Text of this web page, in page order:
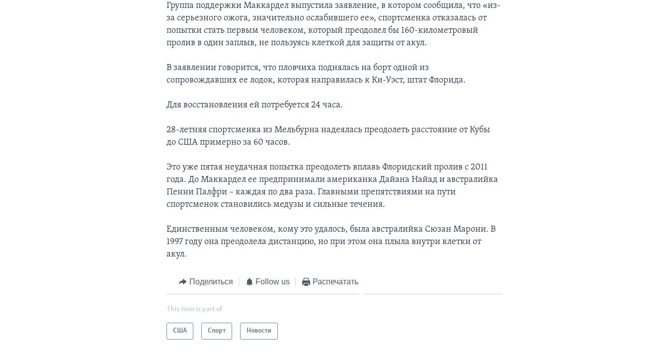
Группа поддержки Маккардел выпустила заявление, в котором сообщила, что «из-
за серьезного ожога, значительно ослабившего ее», спортсменка отказалась от
попытки стать первым человеком, который преодолел бы 160-километровый
пролив в один заплыв, не пользуясь клеткой для защиты от акул.
В заявлении говорится, что пловчиха поднялась на борт одной из
сопровождавших ее лодок, которая направилась к Ки-Уэст, штат Флорида.
Для восстановления ей потребуется 24 часа.
28-летняя спортсменка из Мельбурна надеялась преодолеть расстояние от Кубы
до США примерно за 60 часов.
Это уже пятая неудачная попытка преодолеть вплавь Флоридский пролив с 2011
года. До Маккардел ее предпринимали американка Дайана Найад и австралийка
Пенни Палфри – каждая по два раза. Главными препятствиями на пути
спортсменок становились медузы и сильные течения.
Единственным человеком, кому это удалось, была австралийка Сюзан Марони. В
1997 году она преодолела дистанцию, но при этом она плыла внутри клетки от
акул.
Поделиться Follow us Распечатать
This item is part of
США Спорт Новости